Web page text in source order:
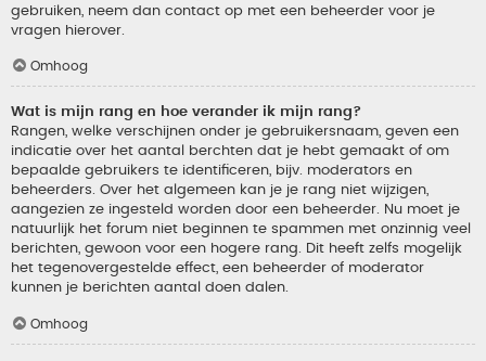
gebruiken, neem dan contact op met een beheerder voor je
vragen hierover.
Omhoog
Wat is mijn rang en hoe verander ik mijn rang?
Rangen, welke verschijnen onder je gebruikersnaam, geven een
indicatie over het aantal berchten dat je hebt gemaakt of om
bepaalde gebruikers te identificeren, bijv. moderators en
beheerders. Over het algemeen kan je je rang niet wijzigen,
aangezien ze ingesteld worden door een beheerder. Nu moet je
natuurlijk het forum niet beginnen te spammen met onzinnig veel
berichten, gewoon voor een hogere rang. Dit heeft zelfs mogelijk
het tegenovergestelde effect, een beheerder of moderator
kunnen je berichten aantal doen dalen.
Omhoog